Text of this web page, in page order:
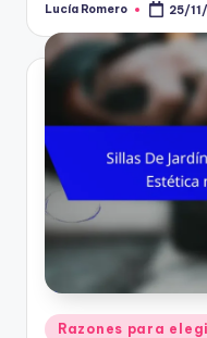
Posted
Lucía Romero 25/
Posted
Razones para